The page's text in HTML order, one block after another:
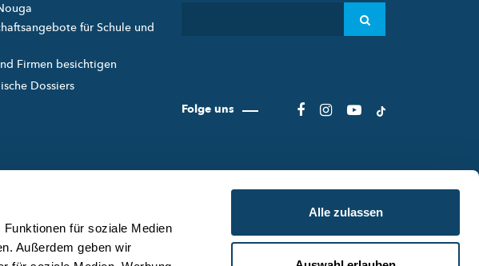
für soziale Medien
Außerdem geben wir
Alle zulassen
für Schule und
Firmen besichtigen
Dossiers
Folge uns